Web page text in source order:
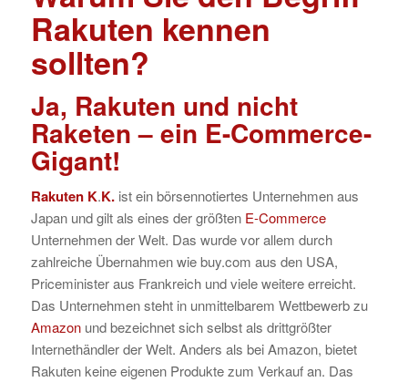
Rakuten kennen
sollten?
Ja, Rakuten und nicht
Raketen – ein E-Commerce-
Gigant!
RakutenK.K.ist ein börsennotiertes Unternehmen aus
Japan und gilt als eines der größten E-Commerce
Unternehmen der Welt. Das wurde vor allem durch
zahlreiche Übernahmen wie buy.com aus den USA,
Priceminister aus Frankreich und viele weitere erreicht.
Das Unternehmen steht in unmittelbarem Wettbewerb zu
Amazonund bezeichnet sich selbst als drittgrößter
Internethändler der Welt. Anders als bei Amazon, bietet
Rakuten keine eigenen Produkte zum Verkauf an. Das